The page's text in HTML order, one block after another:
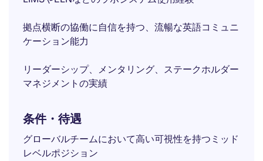
拠点横断の協働に自信を持つ、流暢な英語コミュニ
ケーション能力
リーダーシップ、メンタリング、ステークホルダー
マネジメントの実績
条件・待遇
グローバルチームにおいて高い可視性を持つミッド
レベルポジション